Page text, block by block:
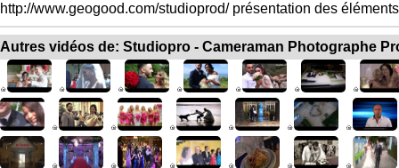
http://www.geogood.com/studioprod/ présentation des
Autres vidéos de: Studiopro - Cameraman Photographe